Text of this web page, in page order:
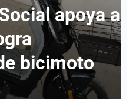
alcanza 80
hotelera
julio